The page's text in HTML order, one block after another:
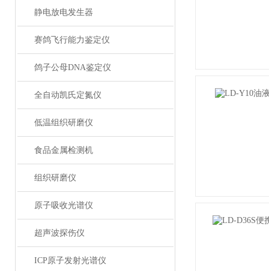
静电放电发生器
赛鸽飞行能力鉴定仪
鸽子公母DNA鉴定仪
全自动凯氏定氮仪
低温组织研磨仪
食品金属检测机
组织研磨仪
原子吸收光谱仪
超声波探伤仪
ICP原子发射光谱仪